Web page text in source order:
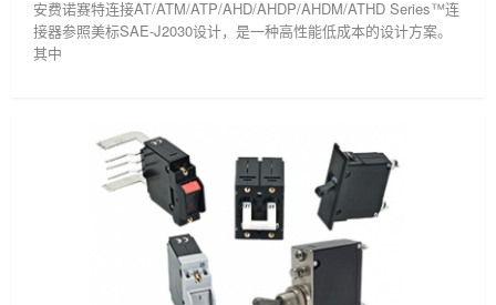
安费诺赛特连接AT/ATM/ATP/AHD/AHDP/AHDM/ATHD Series™连
接器参照美标SAE-J2030设计，是一种高性能低成本的设计方案。
其中